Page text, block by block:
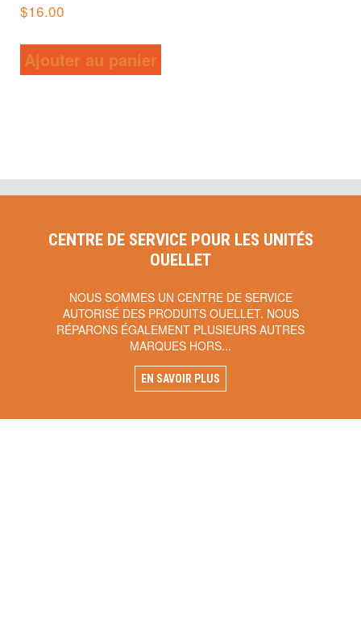
$16.00
Ajouter au panier
CENTRE DE SERVICE POUR LES UNITÉS
OUELLET
NOUS SOMMES UN CENTRE DE SERVICE
AUTORISÉ DES PRODUITS OUELLET. NOUS
RÉPARONS ÉGALEMENT PLUSIEURS AUTRES
MARQUES HORS...
EN SAVOIR PLUS